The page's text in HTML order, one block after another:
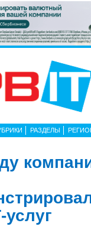
РАЗДЕЛЫ